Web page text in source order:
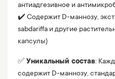
антиадгезивное и
✔️ Содержит D-маннозу,
sabdariffa и другие
капсулы)
✅ Уникальный состав:
содержит D-маннозу,